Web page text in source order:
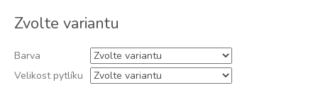
cena:
Zvolte variantu
Barva
Velikost pytlíku